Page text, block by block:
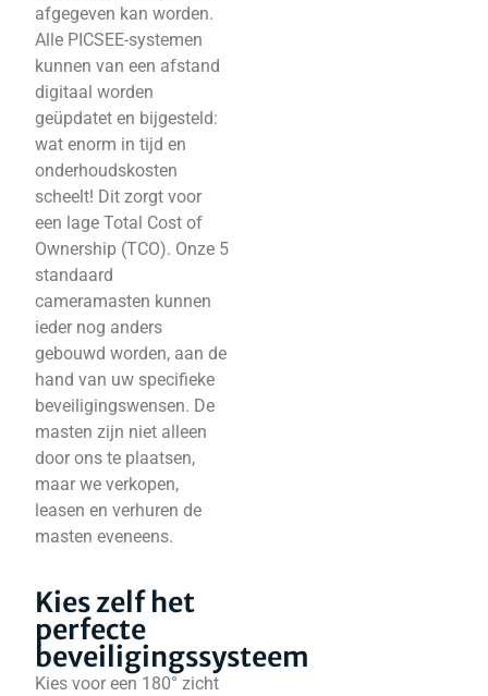
afgegeven kan worden.
Alle PICSEE-systemen
kunnen van een afstand
digitaal worden
geüpdatet en bijgesteld:
wat enorm in tijd en
onderhoudskosten
scheelt! Dit zorgt voor
een lage Total Cost of
Ownership (TCO). Onze 5
standaard
cameramasten kunnen
ieder nog anders
gebouwd worden, aan de
hand van uw specifieke
beveiligingswensen. De
masten zijn niet alleen
door ons te plaatsen,
maar we verkopen,
leasen en verhuren de
masten eveneens.
Kies zelf het
perfecte
beveiligingssysteem
Kies voor een 180° zicht